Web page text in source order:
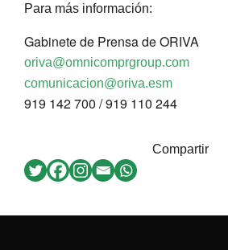
Para más información:
Gabinete de Prensa de ORIVA
oriva@omnicomprgroup.com
comunicacion@oriva.esm
919 142 700 / 919 110 244
Compartir